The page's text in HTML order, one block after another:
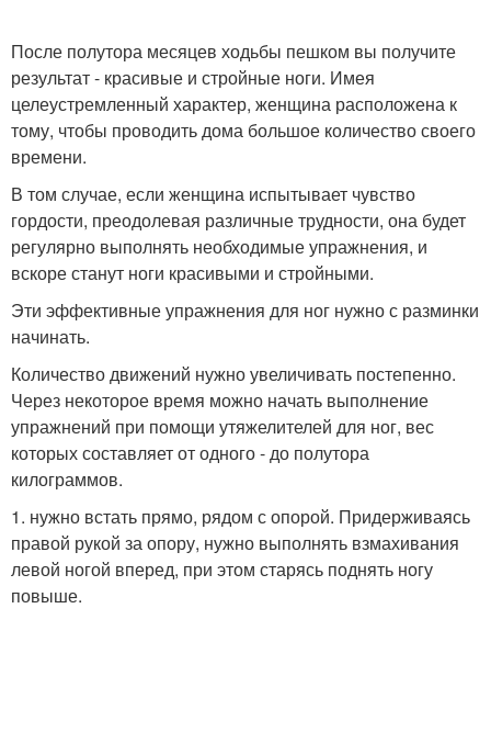
После полутора месяцев ходьбы пешком вы получите
результат - красивые и стройные ноги. Имея
целеустремленный характер, женщина расположена к
тому, чтобы проводить дома большое количество своего
времени.
В том случае, если женщина испытывает чувство
гордости, преодолевая различные трудности, она будет
регулярно выполнять необходимые упражнения, и
вскоре станут ноги красивыми и стройными.
Эти эффективные упражнения для ног нужно с разминки
начинать.
Количество движений нужно увеличивать постепенно.
Через некоторое время можно начать выполнение
упражнений при помощи утяжелителей для ног, вес
которых составляет от одного - до полутора
килограммов.
1. нужно встать прямо, рядом с опорой. Придерживаясь
правой рукой за опору, нужно выполнять взмахивания
левой ногой вперед, при этом старясь поднять ногу
повыше.